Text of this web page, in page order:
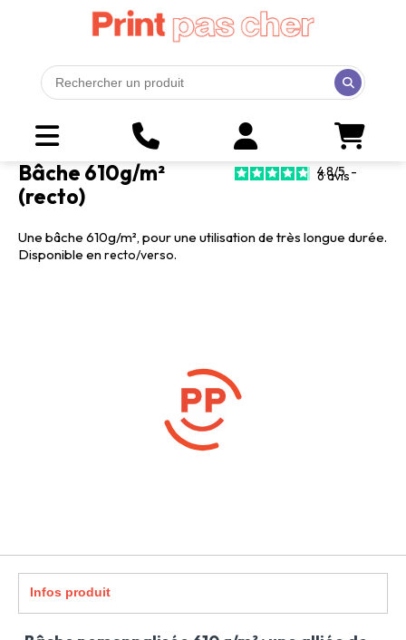
Bâche 610g/m²
(recto)
4.8/5-
6avis
Une bâche 610g/m², pour une utilisation de très longue durée.
Disponible enrecto/verso.
Infos produit